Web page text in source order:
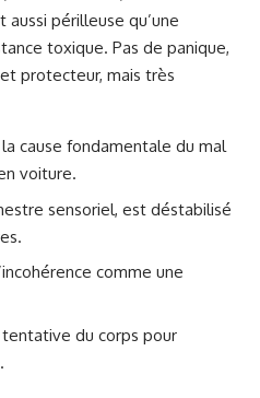
périlleuse qu’une
toxique. Pas de panique,
protecteur, mais très
cause fondamentale du mal
voiture.
sensoriel, est déstabilisé
comme une
du corps pour